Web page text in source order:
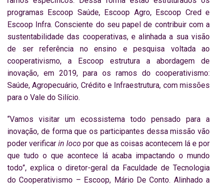
programas Escoop Saúde, Escoop Agro, Escoop Cred e
Escoop Infra. Consciente do seu papel de contribuir com a
sustentabilidade das cooperativas, e alinhada a sua visão
de ser referência no ensino e pesquisa voltada ao
cooperativismo, a Escoop estrutura a abordagem de
inovação, em 2019, para os ramos do cooperativismo:
Saúde, Agropecuário, Crédito e Infraestrutura, com missões
para o Vale do Silício.
“Vamos visitar um ecossistema todo pensado para a
inovação, de forma que os participantes dessa missão vão
poder verificar in loco por que as coisas acontecem lá e por
que tudo o que acontece lá acaba impactando o mundo
todo”, explica o diretor-geral da Faculdade de Tecnologia
do Cooperativismo – Escoop, Mário De Conto. Alinhado a